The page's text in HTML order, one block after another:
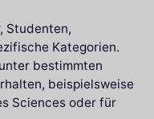
Studenten,
Kategorien.
bestimmten
beispielsweise
Sciences oder für